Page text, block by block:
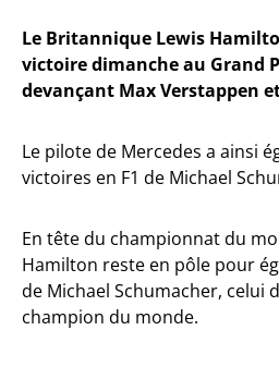
Le Britannique Lewis
victoire dimanche au Grand
devançant Max Verstappen
Le pilote de Mercedes a ainsi
victoires en F1 de Michael
En tête du championnat du
Hamilton reste en pôle pour
de Michael Schumacher, celui
champion du monde.